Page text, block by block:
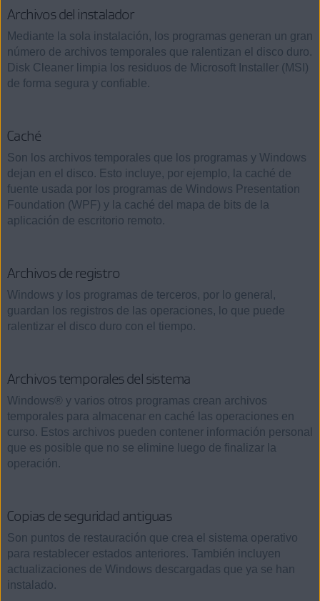
Archivos del instalador
Mediante la sola instalación, los programas generan un gran
número de archivos temporales que ralentizan el disco duro.
Disk Cleaner limpia los residuos de Microsoft Installer (MSI)
de forma segura y confiable.
Caché
Son los archivos temporales que los programas y Windows
dejan en el disco. Esto incluye, por ejemplo, la caché de
fuente usada por los programas de Windows Presentation
Foundation (WPF) y la caché del mapa de bits de la
aplicación de escritorio remoto.
Archivos de registro
Windows y los programas de terceros, por lo general,
guardan los registros de las operaciones, lo que puede
ralentizar el disco duro con el tiempo.
Archivos temporales del sistema
Windows® y varios otros programas crean archivos
temporales para almacenar en caché las operaciones en
curso. Estos archivos pueden contener información personal
que es posible que no se elimine luego de finalizar la
operación.
Copias de seguridad antiguas
Son puntos de restauración que crea el sistema operativo
para restablecer estados anteriores. También incluyen
actualizaciones de Windows descargadas que ya se han
instalado.